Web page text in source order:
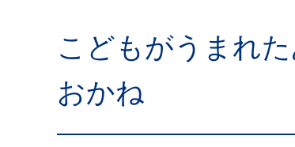
こどもがうまれ
おかね